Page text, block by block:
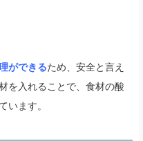
ができるため、安全と言え
を入れることで、食材の酸
います。